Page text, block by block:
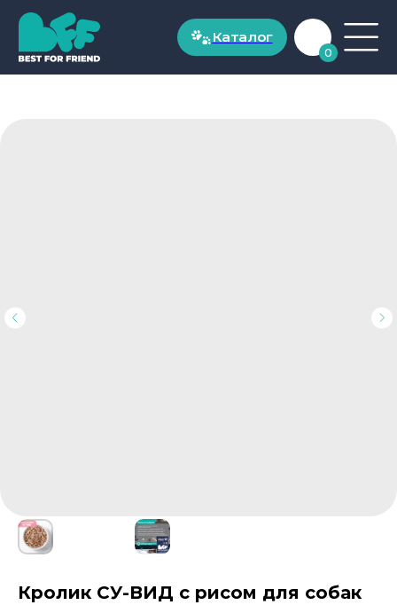
0
Каталог
Каталог
Кролик СУ-ВИД с рисом для собак